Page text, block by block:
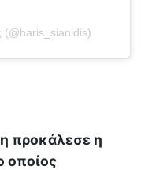
(@haris_sianidis)
προκάλεσε η
οποίος